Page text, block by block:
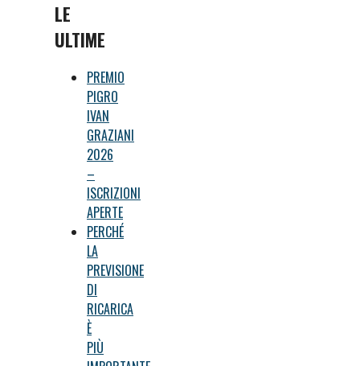
LE
ULTIME
PREMIO
PIGRO
IVAN
GRAZIANI
2026
–
ISCRIZIONI
APERTE
PERCHÉ
LA
PREVISIONE
DI
RICARICA
È
PIÙ